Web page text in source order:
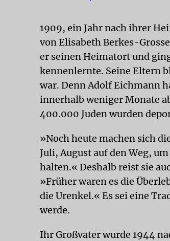
1909, ein Jahr nach ihrer
von Elisabeth Berkes-
er seinen Heimatort und
kennenlernte. Seine Eltern
war. Denn Adolf Eichmann
innerhalb weniger Monate
400.000 Juden wurden
»Noch heute machen sich
Juli, August auf den Weg,
halten.« Deshalb reist sie
»Früher waren es die
die Urenkel.« Es sei eine
werde.
Ihr Großvater wurde 1944